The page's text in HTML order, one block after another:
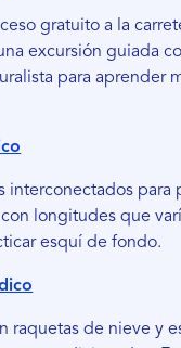
gratuito a la
excursión guiada
para aprender
interconectados para
longitudes que
esquí de fondo.
raquetas de nieve y